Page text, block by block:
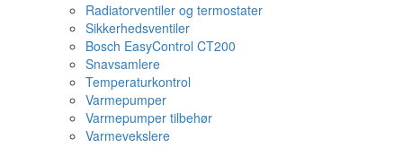
Radiatorventiler og termostater
Sikkerhedsventiler
Bosch EasyControl CT200
Snavsamlere
Temperaturkontrol
Varmepumper
Varmepumper tilbehør
Varmevekslere